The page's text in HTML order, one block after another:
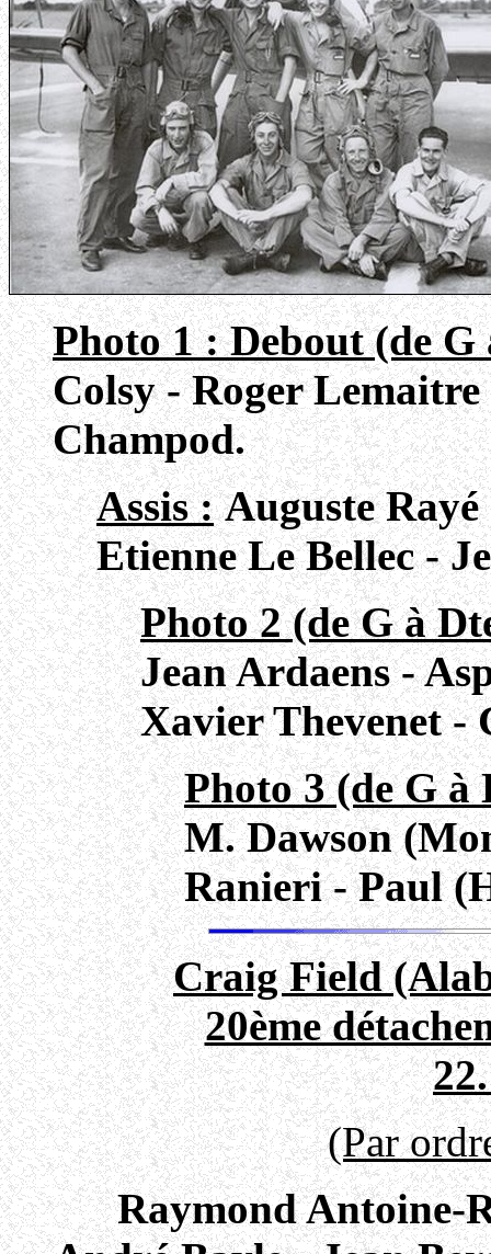
Photo 1 : Debout (de G
Colsy - Roger
Champod.
Assis : Auguste
Etienne Le Bellec -
Photo 2 (de G à
Jean Ardaens -
Xavier Thevenet -
Photo 3 (de G à
M. Dawson
Ranieri - Paul
Craig Field
20ème
(Par
Raymond Antoine-